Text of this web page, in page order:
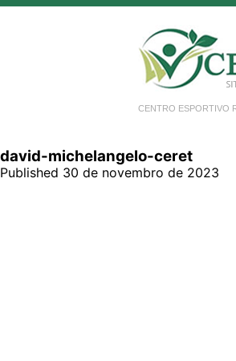
CENTRO ESPORTIVO
david-michelangelo-ceret
Published 30 de novembro de 2023